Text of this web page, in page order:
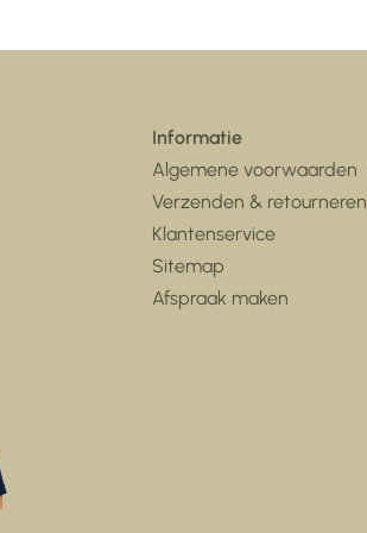
Informatie
Algemene voorwaarden
Verzenden & retourneren
Klantenservice
Sitemap
Afspraak maken